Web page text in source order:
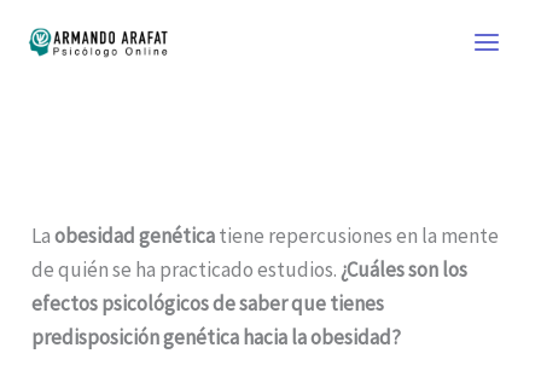
Laobesidad genéticatiene repercusiones en la mente
de quién se ha practicado estudios. ¿Cuáles son los
efectos psicológicos de saber que tienes
predisposición genética hacia la obesidad?